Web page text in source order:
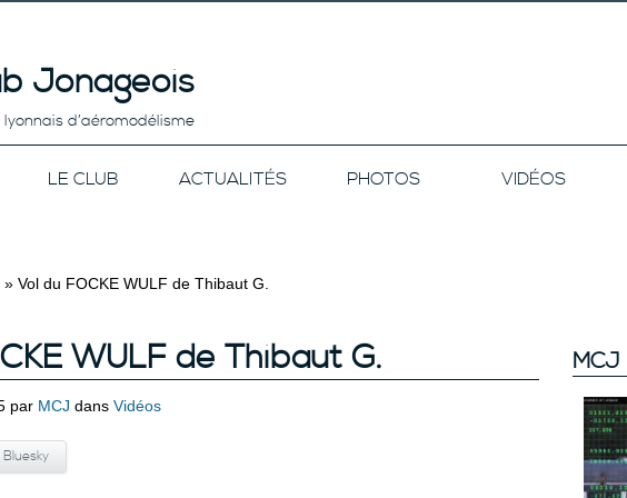
Jonageois
d’aéromodélisme
LE CLUB ACTUALITÉS PHOTOS VIDÉOS
» Vol du FOCKE WULF de Thibaut G.
WULF de Thibaut G.
par MCJ dans Vidéos
Bluesky
MCJ